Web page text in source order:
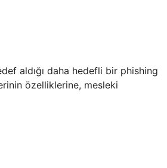
aldığı daha hedefli bir phishing
özelliklerine, mesleki